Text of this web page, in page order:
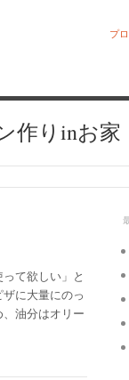
プ
作りinお家
て欲しい」と
に大量にのっ
油分はオリー